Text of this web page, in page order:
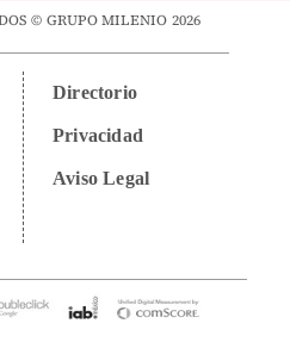
© GRUPO MILENIO 2026
Directorio
Privacidad
Aviso Legal